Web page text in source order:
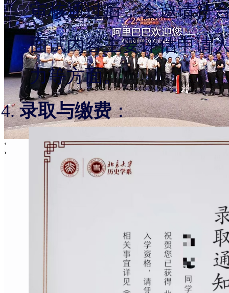
‹
›
审核通过后，会邀请符
面试内容主要评估申请
力等方面。
录取与缴费：